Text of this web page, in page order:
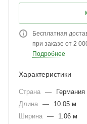
Бесплатная
при заказе от 2
Подробнее
Характеристики
Страна —
Германия
Длина —
10.05 м
Ширина —
1.06 м